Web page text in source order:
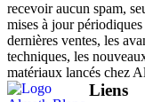
recevoir aucun spam,
mises à jour périodiques
dernières ventes, les
techniques, les
matériaux lancés chez
Liens